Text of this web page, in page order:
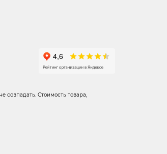
совпадать. Стоимость товара,